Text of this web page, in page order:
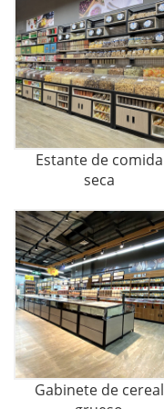
Estante de comida
seca
Gabinete de cereal